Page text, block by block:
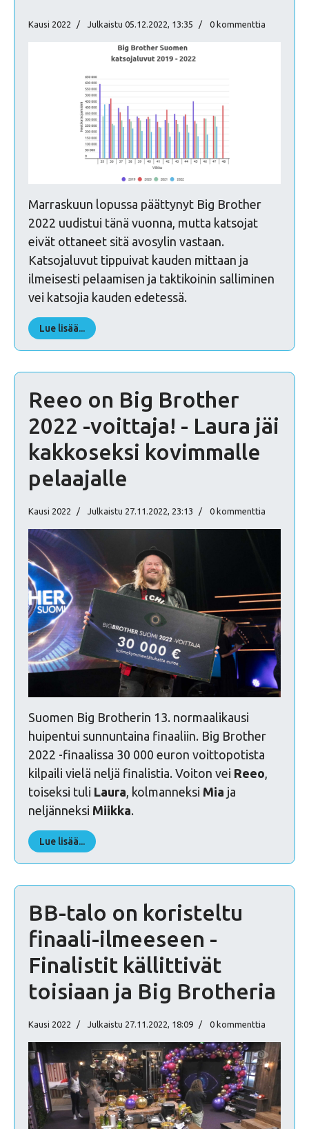
Kausi 2022 Julkaistu 05.12.2022, 13:35 0 kommenttia
Marraskuun lopussa päättynyt Big Brother
2022 uudistui tänä vuonna, mutta katsojat
eivät ottaneet sitä avosylin vastaan.
Katsojaluvut tippuivat kauden mittaan ja
ilmeisesti pelaamisen ja taktikoinin salliminen
vei katsojia kauden edetessä.
Lue lisää...
Reeo on Big Brother
2022 -voittaja! - Laura jäi
kakkoseksi kovimmalle
pelaajalle
Kausi 2022 Julkaistu 27.11.2022, 23:13 0 kommenttia
Suomen Big Brotherin 13. normaalikausi
huipentui sunnuntaina finaaliin. Big Brother
2022 -finaalissa 30 000 euron voittopotista
kilpaili vielä neljä finalistia. Voiton vei Reeo
toiseksi tuli Laura , kolmanneksi Mia ja
neljänneksi Miikka.
Lue lisää...
BB-talo on koristeltu
finaali-ilmeeseen -
Finalistit källittivät
toisiaan ja Big Brotheria
Kausi 2022 Julkaistu 27.11.2022, 18:09 0 kommenttia